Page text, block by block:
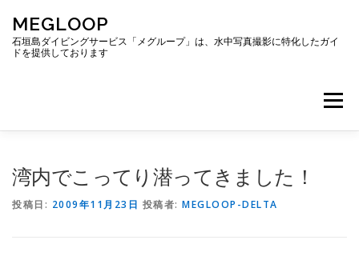
ッ
MEGLOOP
石垣島ダイビングサービス「メグループ」は、水中写真撮影に特化したガイ
ドを提供しております
メニュー
湾内でこってり潜ってきました！
投稿日: 2009年11月23日 投稿者: MEGLOOP-DELTA